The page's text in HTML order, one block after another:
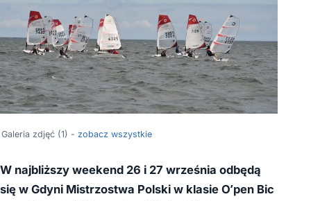
Galeria zdjęć (1) - zobacz wszystkie
W najbliższy weekend 26 i 27 września odbędą
się w Gdyni Mistrzostwa Polski w klasie O’pen Bic